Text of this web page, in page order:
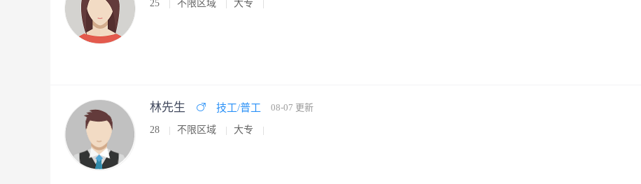
25 不限区域 大专
林先生 技工/普工 08-07 更新
28 不限区域 大专